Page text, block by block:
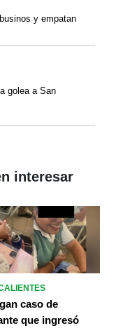
y empatan
golea a San
interesar
caso de
que ingresó